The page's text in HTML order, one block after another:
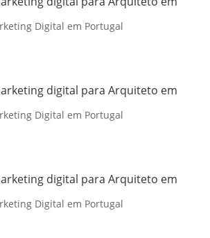
Digital em Portugal
digital para Arquiteto em
Digital em Portugal
digital para Arquiteto em
Digital em Portugal